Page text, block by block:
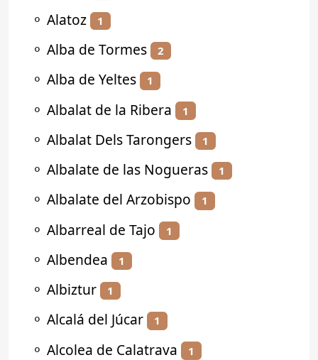
⚬ Alatoz 1
⚬ Alba de Tormes 2
⚬ Alba de Yeltes 1
⚬ Albalat de la Ribera 1
⚬ Albalat Dels Tarongers 1
⚬ Albalate de las Nogueras 1
⚬ Albalate del Arzobispo 1
⚬ Albarreal de Tajo 1
⚬ Albendea 1
⚬ Albiztur 1
⚬ Alcalá del Júcar 1
⚬ Alcolea de Calatrava 1